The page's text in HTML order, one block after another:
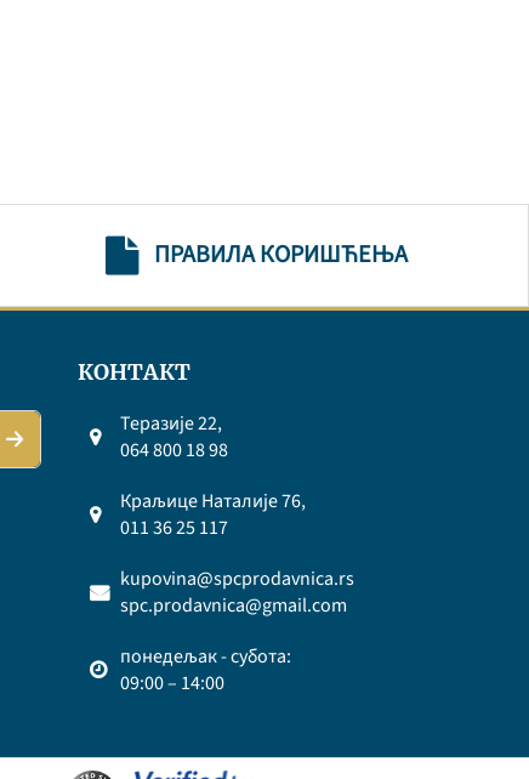
ПРАВИЛА КОРИШЋЕЊА
КОНТАКТ
Теразије 22,
064 800 18 98
Краљице Наталије 76,
011 36 25 117
kupovina@spcprodavnica.rs
spc.prodavnica@gmail.com
понедељак - субота:
09:00 – 14:00